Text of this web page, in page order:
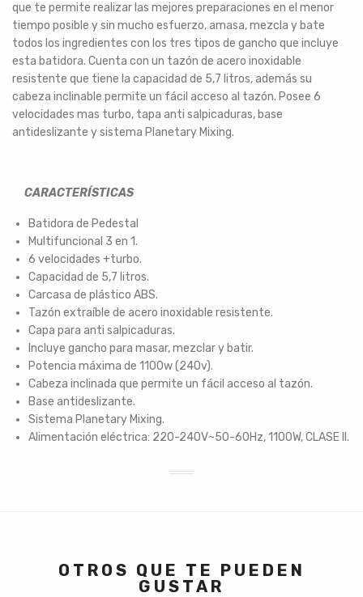
que te permite realizar las mejores preparaciones en el menor
tiempo posible y sin mucho esfuerzo, amasa, mezcla y bate
todos los ingredientes con los tres tipos de gancho que incluye
esta batidora. Cuenta con un tazón de acero inoxidable
resistente que tiene la capacidad de 5,7 litros, además su
cabeza inclinable permite un fácil acceso al tazón. Posee 6
velocidades mas turbo, tapa anti salpicaduras, base
antideslizante y sistema Planetary Mixing.
CARACTERÍSTICAS
Batidora de Pedestal
Multifuncional 3 en 1.
6 velocidades +turbo.
Capacidad de 5,7 litros.
Carcasa de plástico ABS.
Tazón extraíble de acero inoxidable resistente.
Capa para anti salpicaduras.
Incluye gancho para masar, mezclar y batir.
Potencia máxima de 1100w (240v).
Cabeza inclinada que permite un fácil acceso al tazón.
Base antideslizante.
Sistema Planetary Mixing.
Alimentación eléctrica: 220-240V~50-60Hz, 1100W, CLASE II.
OTROS QUE TE PUEDEN
GUSTAR